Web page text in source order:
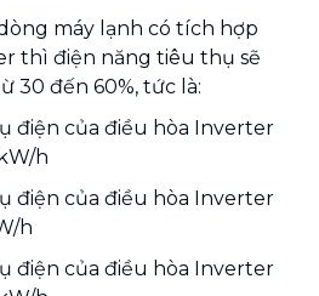
máy lạnh có tích hợp
thì điện năng tiêu thụ sẽ
30 đến 60%, tức là:
điện của điều hòa Inverter
h
điện của điều hòa Inverter
h
điện của điều hòa Inverter